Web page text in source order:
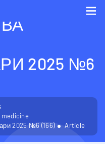
2025 №6
2025 №6 (166)
Article